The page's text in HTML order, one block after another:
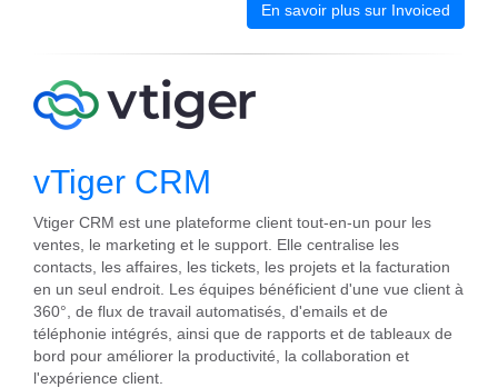
En savoir plus sur Invoiced
vTiger CRM
Vtiger CRM est une plateforme client tout-en-un pour les
ventes, le marketing et le support. Elle centralise les
contacts, les affaires, les tickets, les projets et la facturation
en un seul endroit. Les équipes bénéficient d'une vue client à
360°, de flux de travail automatisés, d'emails et de
téléphonie intégrés, ainsi que de rapports et de tableaux de
bord pour améliorer la productivité, la collaboration et
l'expérience client.